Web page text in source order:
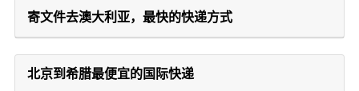
寄文件去澳大利亚，最快的快递方式
北京到希腊最便宜的国际快递